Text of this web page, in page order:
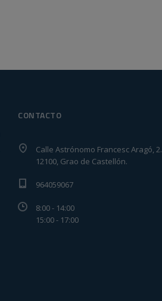
CONTACTO
Calle Astrónomo Francesc Aragó, 2.
12100, Grao de Castellón.
964059067
8:00 - 14:00
15:00 - 17:00